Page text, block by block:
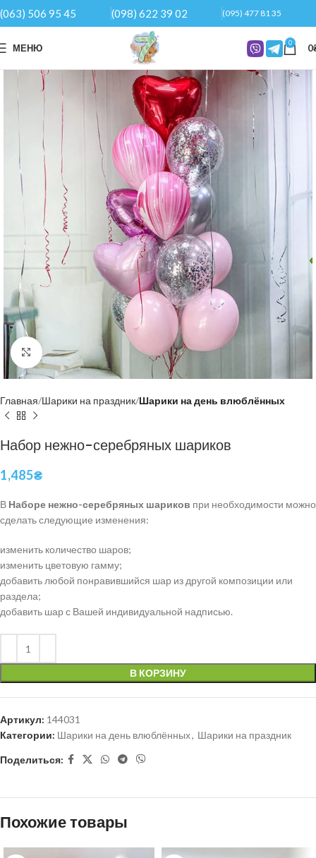
(063) 506 95 45 (098) 622 39 02 (095) 477 81 35
МЕНЮ 0 0
Нажмите, чтобы увеличить
Главная Шарики на праздник Шарики на день влюблённых
Набор нежно-серебряных шариков
1,485₴
В Наборе нежно-серебряных шариков при необходимости можно
сделать следующие изменения:
изменить количество шаров;
изменить цветовую гамму;
добавить любой понравившийся шар из другой композиции или
раздела;
добавить шар с Вашей индивидуальной надписью.
В КОРЗИНУ
Артикул: 144031
Категории: Шарики на день влюблённых, Шарики на праздник
Поделиться:
Похожие товары